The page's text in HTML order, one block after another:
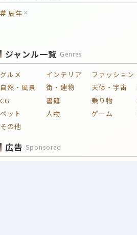
辰年
ジャンル一覧 Genres
グルメ インテリア ファッション
自然・風景
街・建物 天体・宇宙
CG
書籍 乗り物
ペット
人物 ゲーム
その他
広告 Sponsored